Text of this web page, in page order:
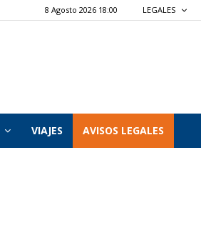
8 Agosto 2026 18:00 LEGALES
VIAJES AVISOS LEGALES